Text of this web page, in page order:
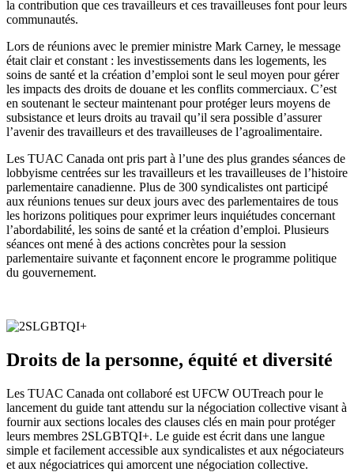
la contribution que ces travailleurs et ces travailleuses font pour leurs
communautés.
Lors de réunions avec le premier ministre Mark Carney, le message
était clair et constant : les investissements dans les logements, les
soins de santé et la création d’emploi sont le seul moyen pour gérer
les impacts des droits de douane et les conflits commerciaux. C’est
en soutenant le secteur maintenant pour protéger leurs moyens de
subsistance et leurs droits au travail qu’il sera possible d’assurer
l’avenir des travailleurs et des travailleuses de l’agroalimentaire.
Les TUAC Canada ont pris part à l’une des plus grandes séances de
lobbyisme centrées sur les travailleurs et les travailleuses de l’histoire
parlementaire canadienne. Plus de 300 syndicalistes ont participé
aux réunions tenues sur deux jours avec des parlementaires de tous
les horizons politiques pour exprimer leurs inquiétudes concernant
l’abordabilité, les soins de santé et la création d’emploi. Plusieurs
séances ont mené à des actions concrètes pour la session
parlementaire suivante et façonnent encore le programme politique
du gouvernement.
Droits de la personne, équité et diversité
Les TUAC Canada ont collaboré est UFCW OUTreach pour le
lancement du guide tant attendu sur la négociation collective visant à
fournir aux sections locales des clauses clés en main pour protéger
leurs membres 2SLGBTQI+. Le guide est écrit dans une langue
simple et facilement accessible aux syndicalistes et aux négociateurs
et aux négociatrices qui amorcent une négociation collective.